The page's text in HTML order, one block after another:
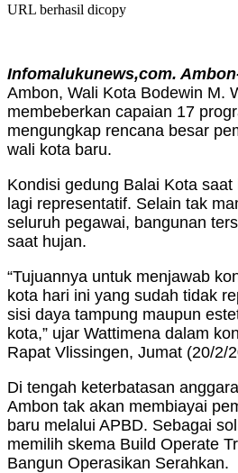
URL berhasil dicopy
Infomalukunews,com.
Ambon, Wali Kota Bodewin M.
membeberkan capaian 17
mengungkap rencana besar
wali kota baru.
Kondisi gedung Balai Kota
lagi representatif. Selain tak
seluruh pegawai, bangunan
saat hujan.
“Tujuannya untuk menjawab
kota hari ini yang sudah tidak
sisi daya tampung maupun
kota,” ujar Wattimena dalam
Rapat Vlissingen, Jumat (20/2/
Di tengah keterbatasan
Ambon tak akan membiayai
baru melalui APBD. Sebagai
memilih skema Build Operate
Bangun Operasikan Serahkan.